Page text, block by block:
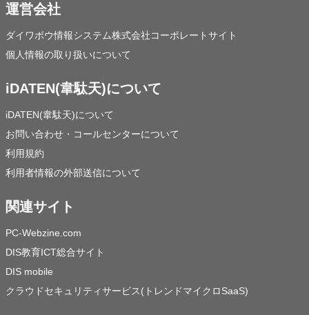
運営会社
ダイワボウ情報システム株式会社コーポレートサイト
個人情報の取り扱いについて
iDATEN(韋駄天)について
iDATEN(韋駄天)について
お問い合わせ・コールセンターについて
利用規約
利用者情報の外部送信について
関連サイト
PC-Webzine.com
DIS教育ICT総合サイト
DIS mobile
クラウドセキュリティサービス(トレンドマイクロSaaS)